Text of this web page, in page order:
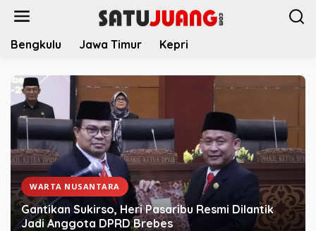
Bengkulu Jawa Timur Kepri
WARTA NUSANTARA
Gantikan Sukirso, Heri Pasaribu Resmi Dilantik
Jadi Anggota DPRD Brebes